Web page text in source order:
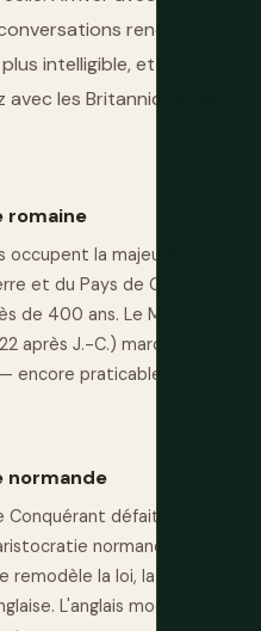
rend tout ce
intelligible, et les
les Britanniques plus
romaine
occupent la majeure partie
et du Pays de Galles
de 400 ans. Le Mur
après J.-C.) marque la
encore praticable
normande
Conquérant défait Harold à
normande
remodèle la loi, la langue et
L'anglais moderne en